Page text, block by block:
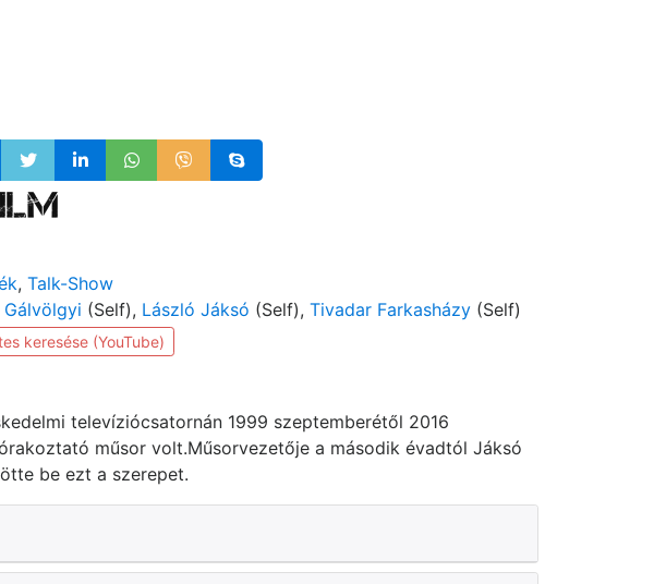
, Talk-Show
(Self), László Jáksó (Self), Tivadar Farkasházy (Self)
keresése (YouTube)
televíziócsatornán 1999 szeptemberétől 2016
műsor volt.Műsorvezetője a második évadtól Jáksó
be ezt a szerepet.